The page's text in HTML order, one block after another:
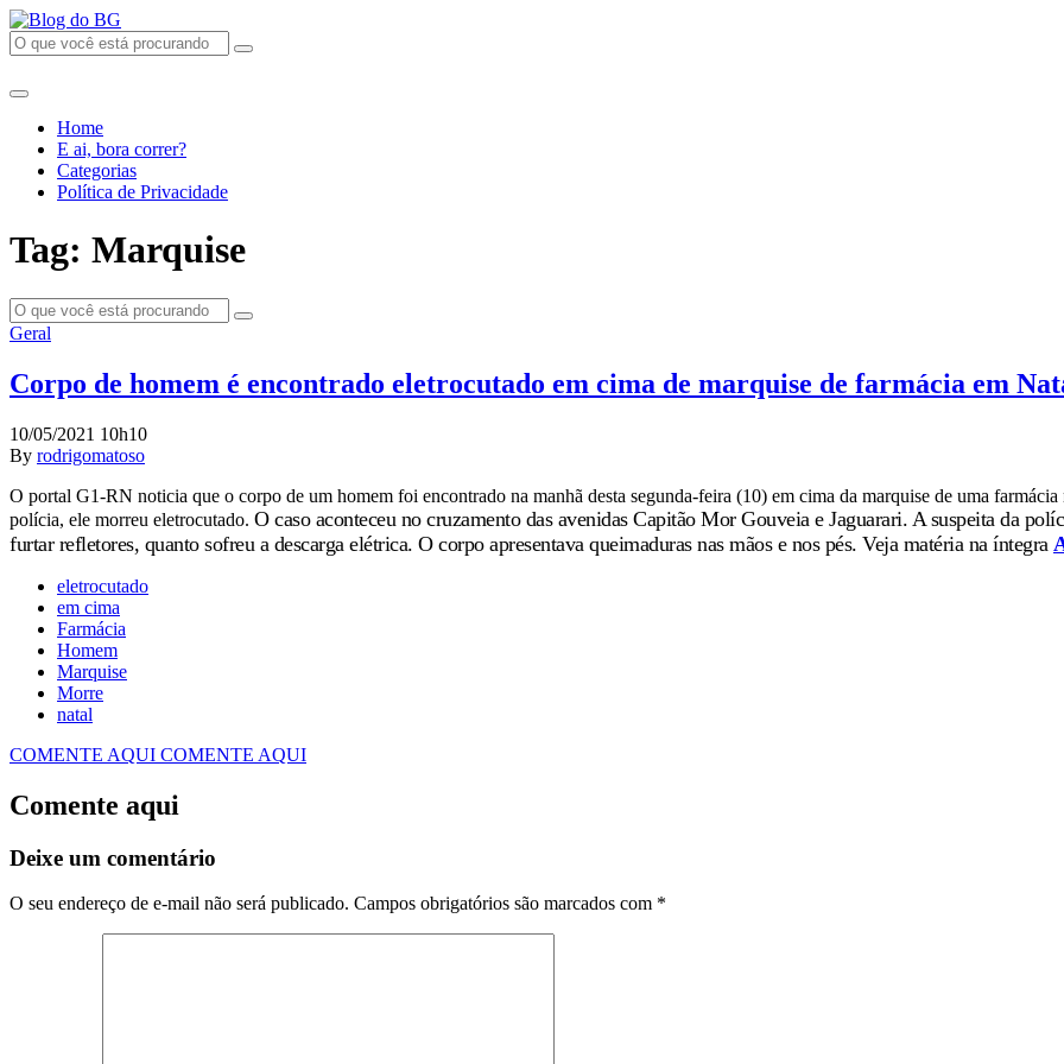
Home
E ai, bora correr?
Categorias
Política de Privacidade
Tag: Marquise
Geral
Corpo de homem é encontrado eletrocutado em cima de marquise de farmácia em
10/05/2021 10h10
By rodrigomatoso
O portal G1-RN noticia que o corpo de um homem foi encontrado na manhã desta segunda-feira (10) em cima da marquise de uma
polícia, ele morreu eletrocutado. O caso aconteceu no cruzamento das avenidas Capitão Mor Gouveia e Jaguarari. A suspeita da
furtar refletores, quanto sofreu a descarga elétrica. O corpo apresentava queimaduras nas mãos e nos pés. Veja matéria na íntegra
eletrocutado
em cima
Farmácia
Homem
Marquise
Morre
natal
COMENTE AQUI COMENTE AQUI
Comente aqui
Deixe um comentário
O seu endereço de e-mail não será publicado. Campos obrigatórios são marcados com *